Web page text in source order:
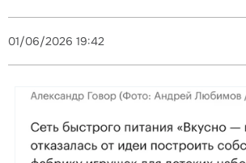
01/06/2026 19:42